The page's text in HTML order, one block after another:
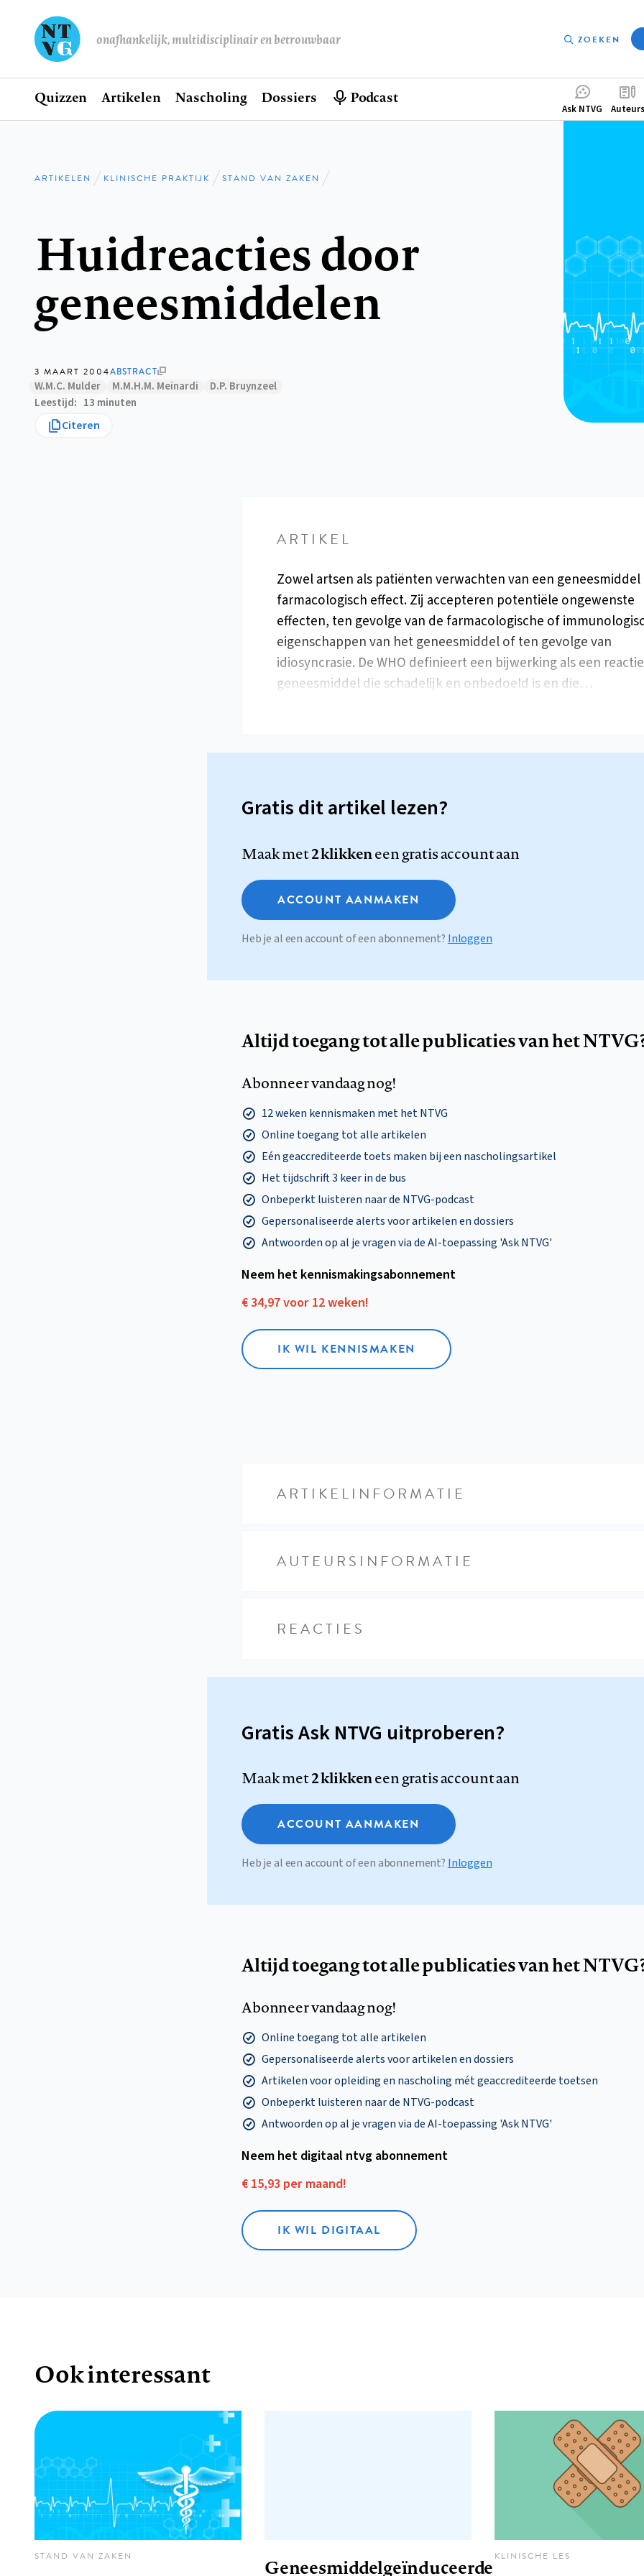
onafhankelijk, multidisciplinair en betrouwbaar ZOEKEN
Hoofdnavigatie
Home
Quizzen Artikelen Nascholing Dossiers Podcast
Ask NTVG Auteurs
Kruimelpad
ARTIKELEN KLINISCHE PRAKTIJK STAND VAN ZAKEN
Huidreacties door
geneesmiddelen
3 MAART 2004ABSTRACT
W.M.C. Mulder M.M.H.M. Meinardi
D.P. Bruynzeel
Leestijd
13 minuten
Citeren
ARTIKEL
Zowel artsen als patiënten verwachten van een geneesmiddel
farmacologisch effect. Zij accepteren potentiële ongewenste
effecten, ten gevolge van de farmacologische of
eigenschappen van het geneesmiddel of ten gevolge van
idiosyncrasie. De WHO definieert een bijwerking als een
geneesmiddel die schadelijk en onbedoeld is en die…
Gratis dit artikel lezen?
Maak met2 klikkeneen gratis account aan
ACCOUNT AANMAKEN
Heb je al een account of een abonnement? Inloggen
Altijd toegang tot alle publicaties van het
Abonneer vandaag nog!
12 weken kennismaken met het NTVG
Online toegang tot alle artikelen
Eén geaccrediteerde toets maken bij een nascholingsartikel
Het tijdschrift 3 keer in de bus
Onbeperkt luisteren naar de NTVG-podcast
Gepersonaliseerde alerts voor artikelen en dossiers
Antwoorden op al je vragen via de AI-toepassing 'Ask NTVG'
Neem het kennismakings­abonnement
€ 34,97 voor 12 weken!
IK WIL KENNISMAKEN
ARTIKELINFORMATIE
AUTEURSINFORMATIE
REACTIES
Gratis Ask NTVG uitproberen?
Maak met2 klikkeneen gratis account aan
ACCOUNT AANMAKEN
Heb je al een account of een abonnement? Inloggen
Altijd toegang tot alle publicaties van het
Abonneer vandaag nog!
Online toegang tot alle artikelen
Gepersonaliseerde alerts voor artikelen en dossiers
Artikelen voor opleiding en nascholing mét geaccrediteerde toetsen
Onbeperkt luisteren naar de NTVG-podcast
Antwoorden op al je vragen via de AI-toepassing 'Ask NTVG'
Neem het digitaal ntvg abonnement
€ 15,93 per maand!
IK WIL DIGITAAL
Ook interessant
STAND VAN ZAKEN
Geneesmiddelgeïnduceerde KLINISCHE LES